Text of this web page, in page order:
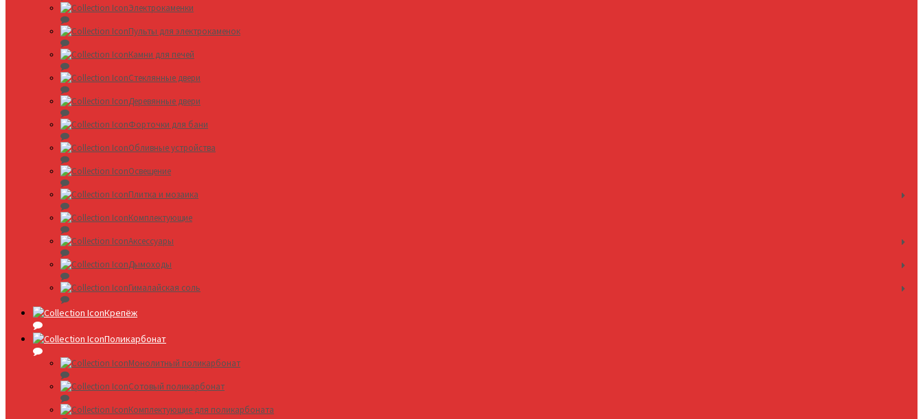
Электрокаменки
Пульты для электрокаменок
Камни для печей
Стеклянные двери
Деревянные двери
Форточки для бани
Обливные устройства
Освещение
Плитка и мозаика
Комплектующие
Аксессуары
Дымоходы
Гималайская соль
Крепёж
Поликарбонат
Монолитный поликарбонат
Сотовый поликарбонат
Комплектующие для поликарбоната